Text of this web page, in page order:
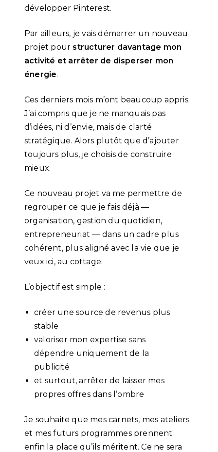
développer Pinterest.
Par ailleurs, je vais démarrer un nouveau
projet pour structurer davantage mon
activité et arrêter de disperser mon
énergie.
Ces derniers mois m’ont beaucoup appris.
J’ai compris que je ne manquais pas
d’idées, ni d’envie, mais de clarté
stratégique. Alors plutôt que d’ajouter
toujours plus, je choisis de construire
mieux.
Ce nouveau projet va me permettre de
regrouper ce que je fais déjà —
organisation, gestion du quotidien,
entrepreneuriat — dans un cadre plus
cohérent, plus aligné avec la vie que je
veux ici, au cottage.
L’objectif est simple :
créer une source de revenus plus
stable
valoriser mon expertise sans
dépendre uniquement de la
publicité
et surtout, arrêter de laisser mes
propres offres dans l’ombre
Je souhaite que mes carnets, mes ateliers
et mes futurs programmes prennent
enfin la place qu’ils méritent. Ce ne sera